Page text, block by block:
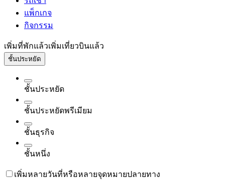
แพ็กเกจ
กิจกรรม
เพิ่มที่พักแล้วเพิ่มเที่ยวบินแล้ว
ชั้นประหยัด
ชั้นประหยัด
ชั้นประหยัดพรีเมียม
ชั้นธุรกิจ
ชั้นหนึ่ง
เพิ่มหลายวันที่หรือหลายจุดหมายปลายทาง